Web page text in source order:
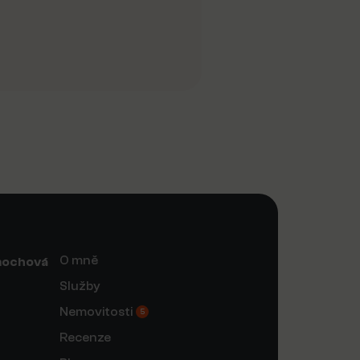
O mně
Služby
Nemovitosti
5
Recenze